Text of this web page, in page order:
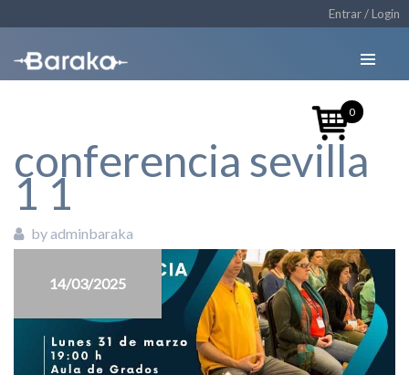
Entrar / Login
conferencia sevilla
1 1
by adminbaraka
14/03/2025
0